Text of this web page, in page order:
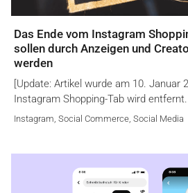
Das Ende vom Instagram
sollen durch Anzeigen und
werden
[Update: Artikel wurde am 10. Januar
Instagram Shopping-Tab wird
Instagram Social Commerce Social Media